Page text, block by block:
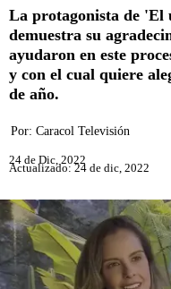
La protagonista de
demuestra su
ayudaron en este
y con el cual quiere
de año.
Por: Caracol Televisión
24 de Dic, 2022
Actualizado: 24 de dic, 2022